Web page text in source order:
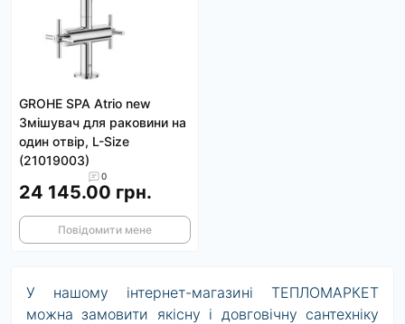
GROHE SPA Atrio new
Змішувач для раковини на
один отвір, L-Size
(21019003)
0
24 145.00 грн.
Повідомити мене
У нашому інтернет-магазині ТЕПЛОМАРКЕТ
можна замовити якісну і довговічну сантехніку